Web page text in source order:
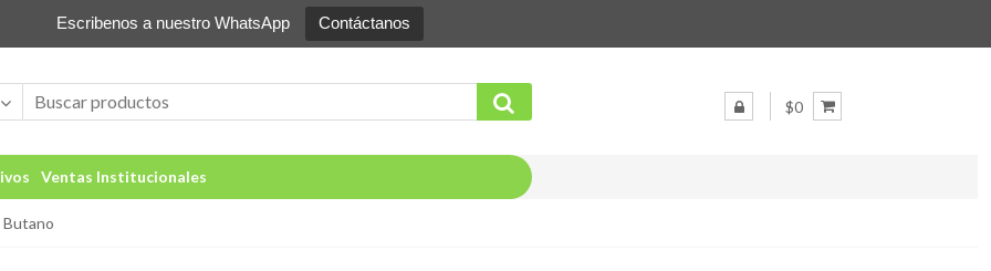
Escribenos a nuestro WhatsApp Contáctanos
$0
Ventas Institucionales
Butano